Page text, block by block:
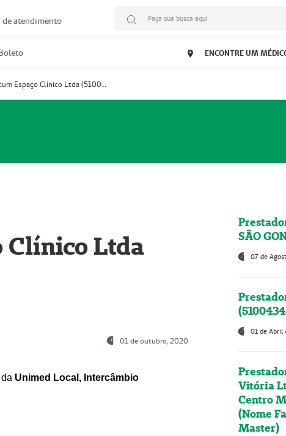
de atendimento Faça sua busca aqui
ENCONTRE UM
Prestador Mosaicum Espaço Clínico Ltda (51004352-0)
Clínico Ltda
01 de outubro, 2020
Unimed Local, Intercâmbio
SÃO
07 de
01 de Abril
Vitória
Centro
(Nome
Master)